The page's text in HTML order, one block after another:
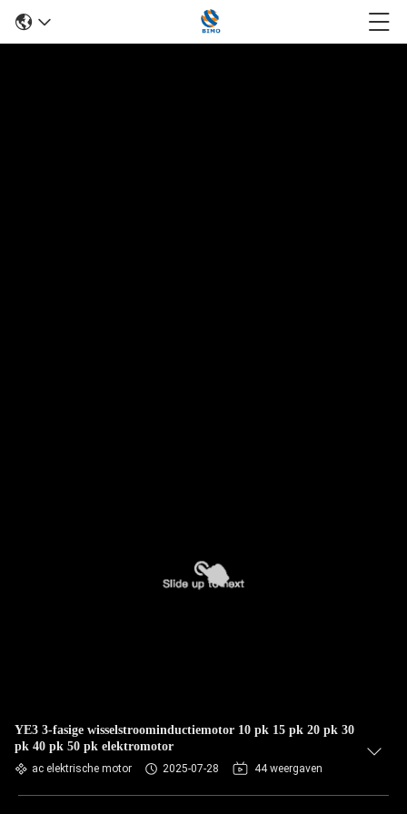
YE3 3-fasige wisselstroominductiemotor 10 pk 15 pk 20 pk 30
pk 40 pk 50 pk elektromotor
ac elektrische motor 2025-07-28 44 weergaven